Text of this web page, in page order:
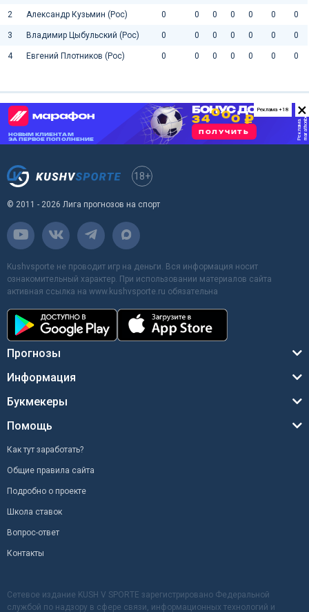
2 Александр Кузьмин (Рос) 0 0 0 0 0 0 0
3 Владимир Цыбульский (Рос) 0 0 0 0 0 0 0
4 Евгений Плотников (Рос) 0 0 0 0 0 0 0
×
Реклама +18
18+
© 2011 - 2026 Лига прогнозов на спорт
Kushvsporte не проводит игр на деньги. Вся информация носит
ознакомительный характер. При использовании материалов сайта
активная ссылка на www.kushvsporte.ru обязательна
Прогнозы
Информация
Букмекеры
Помощь
Как тут заработать?
Общие правила сайта
Подробно о проекте
Школа ставок
Вопрос-ответ
Контакты
Сетевое издание KUSH V SPORTE зарегистрировано Федеральной
службой по надзору в сфере связи, информационных технологий и